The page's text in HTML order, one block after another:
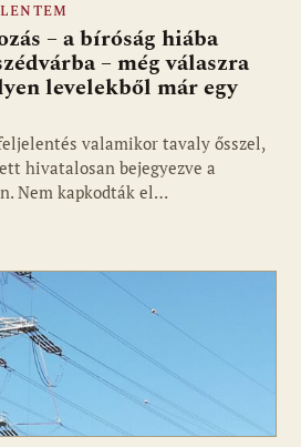
– a bíróság hiába
– még válaszra
levelekből már egy
valamikor tavaly ősszel,
hivatalosan bejegyezve a
Nem kapkodták el…